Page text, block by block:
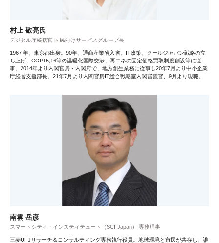
村上 敬亮氏
デジタル庁統括官 国民向けサービスグループ長
1967 年、東京都出身。90年、通商産業省入省。IT政策、クールジャパン戦略の立
ち上げ、COP15,16等の温暖化国際交渉、再エネの固定価格買取制度創設等に従
事。2014年より内閣官房・内閣府で、地方創生業務に従事し20年7月より中小企業
庁経営支援部長。21年7月より内閣官房IT総合戦略室内閣審議官、9月より現職。
南雲 岳彦
スマートシティ・インスティテュート（SCI-Japan） 専務理事
三菱UFJリサーチ＆コンサルティング専務執行役員。地球環境と市民が共存し、誰